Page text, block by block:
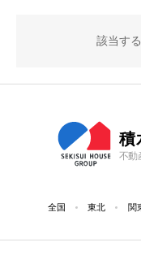
該当す
積
不動
全国 東北 関